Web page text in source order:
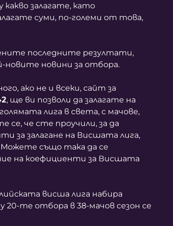
залагате, като
суми, по-големи от това,
последните резултати,
новите новини за отбора.
ако не и всеки, сайт за
, ще ви позволи да залагате на
лига в света, с мачове,
се, че сте проучили, за да
за залагане на Висшата лига,
също така да се
на коефициенти за Висшата
висша лига набира
те отбора в 38-мачов сезон се